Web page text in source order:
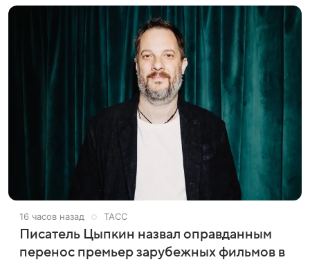
16 часов назад ТАСС
Писатель Цыпкин назвал оправданным
перенос премьер зарубежных фильмов в